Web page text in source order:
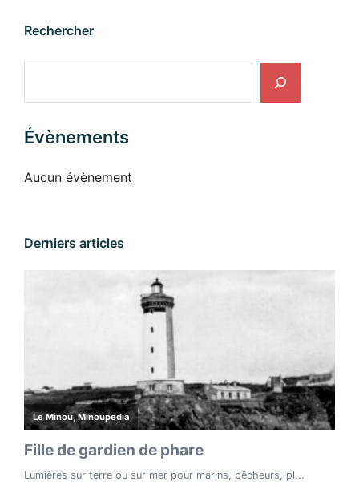
Rechercher
Évènements
Aucun évènement
Derniers articles